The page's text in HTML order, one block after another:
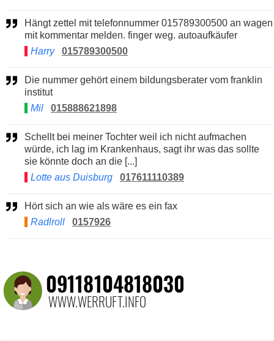
Hängt zettel mit telefonnummer 015789300500 an wagen
mit kommentar melden. finger weg. autoaufkäufer
Harry
015789300500
Die nummer gehört einem bildungsberater vom franklin
institut
Mil
015888621898
Schellt bei meiner Tochter weil ich nicht aufmachen
würde, ich lag im Krankenhaus, sagt ihr was das sollte
sie könnte doch an die [...]
Lotte aus Duisburg
017611110389
Hört sich an wie als wäre es ein fax
Radlroll
0157926